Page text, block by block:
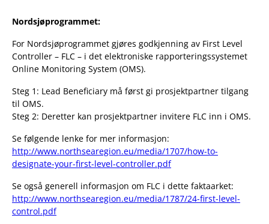
Nordsjøprogrammet:
For Nordsjøprogrammet gjøres godkjenning av First Level
Controller – FLC – i det elektroniske rapporteringssystemet
Online Monitoring System (OMS).
Steg 1: Lead Beneficiary må først gi prosjektpartner tilgang
til OMS.
Steg 2: Deretter kan prosjektpartner invitere FLC inn i OMS.
Se følgende lenke for mer informasjon:
http://www.northsearegion.eu/media/1707/how-to-
designate-your-first-level-controller.pdf
Se også generell informasjon om FLC i dette faktaarket:
http://www.northsearegion.eu/media/1787/24-first-level-
control.pdf